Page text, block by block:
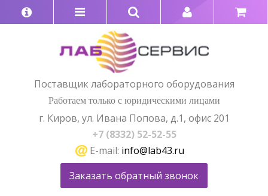
Поставщик лабораторного оборудования
Работаем только с юридическими лицами
г. Киров, ул. Ивана Попова, д.1, офис 201
+7 (8332) 52-52-55
E-mail: info@lab43.ru
Заказать обратный звонок